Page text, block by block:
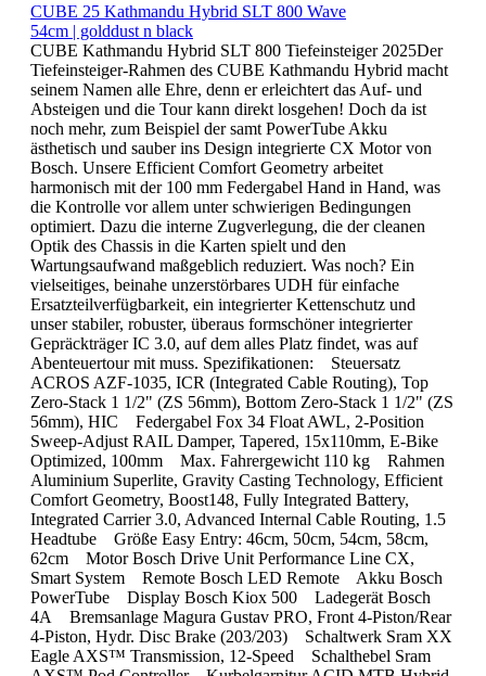
CUBE 25 Kathmandu Hybrid SLT 800 Wave
54cm | golddust n black
CUBE Kathmandu Hybrid SLT 800 Tiefeinsteiger 2025Der
Tiefeinsteiger-Rahmen des CUBE Kathmandu Hybrid macht
seinem Namen alle Ehre, denn er erleichtert das Auf- und
Absteigen und die Tour kann direkt losgehen! Doch da ist
noch mehr, zum Beispiel der samt PowerTube Akku
ästhetisch und sauber ins Design integrierte CX Motor von
Bosch. Unsere Efficient Comfort Geometry arbeitet
harmonisch mit der 100 mm Federgabel Hand in Hand, was
die Kontrolle vor allem unter schwierigen Bedingungen
optimiert. Dazu die interne Zugverlegung, die der cleanen
Optik des Chassis in die Karten spielt und den
Wartungsaufwand maßgeblich reduziert. Was noch? Ein
vielseitiges, beinahe unzerstörbares UDH für einfache
Ersatzteilverfügbarkeit, ein integrierter Kettenschutz und
unser stabiler, robuster, überaus formschöner integrierter
Gepräckträger IC 3.0, auf dem alles Platz findet, was auf
Abenteuertour mit muss. Spezifikationen: Steuersatz
ACROS AZF-1035, ICR (Integrated Cable Routing), Top
Zero-Stack 1 1/2" (ZS 56mm), Bottom Zero-Stack 1 1/2" (ZS
56mm), HIC Federgabel Fox 34 Float AWL, 2-Position
Sweep-Adjust RAIL Damper, Tapered, 15x110mm, E-Bike
Optimized, 100mm Max. Fahrergewicht 110 kg Rahmen
Aluminium Superlite, Gravity Casting Technology, Efficient
Comfort Geometry, Boost148, Fully Integrated Battery,
Integrated Carrier 3.0, Advanced Internal Cable Routing, 1.5
Headtube Größe Easy Entry: 46cm, 50cm, 54cm, 58cm,
62cm Motor Bosch Drive Unit Performance Line CX,
Smart System Remote Bosch LED Remote Akku Bosch
PowerTube Display Bosch Kiox 500 Ladegerät Bosch
4A Bremsanlage Magura Gustav PRO, Front 4-Piston/Rear
4-Piston, Hydr. Disc Brake (203/203) Schaltwerk Sram XX
Eagle AXS™ Transmission, 12-Speed Schalthebel Sram